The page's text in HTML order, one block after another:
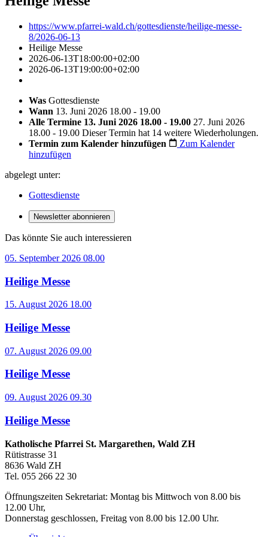
https://www.pfarrei-wald.ch/gottesdienste/heilige-messe-
8/2026-06-13
Heilige Messe
2026-06-13T18:00:00+02:00
2026-06-13T19:00:00+02:00
Was Gottesdienste
Wann 13. Juni 2026 18.00 - 19.00
Alle Termine 13. Juni 2026 18.00 - 19.00 27. Juni 2026
18.00 - 19.00 Dieser Termin hat 14 weitere Wiederholungen.
Termin zum Kalender hinzufügen
Zum Kalender
hinzufügen
abgelegt unter:
Gottesdienste
Newsletter abonnieren
Das könnte Sie auch interessieren
05. September 2026 08.00
Heilige Messe
15. August 2026 18.00
Heilige Messe
07. August 2026 09.00
Heilige Messe
09. August 2026 09.30
Heilige Messe
Katholische Pfarrei St. Margarethen, Wald ZH
Rütistrasse 31
8636 Wald ZH
Tel. 055 266 22 30
Öffnungszeiten Sekretariat: Montag bis Mittwoch von 8.00 bis
12.00 Uhr,
Donnerstag geschlossen, Freitag von 8.00 bis 12.00 Uhr.